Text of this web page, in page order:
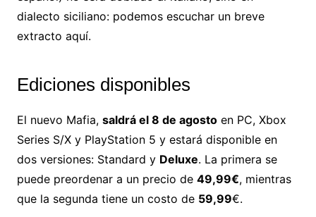
dialecto siciliano: podemos escuchar un breve
extracto aquí.
Ediciones disponibles
El nuevo Mafia, saldrá el 8 de agostoen PC, Xbox
Series S/X y PlayStation 5 y estará disponible en
dos versiones: Standard y Deluxe. La primera se
puede preordenar a un precio de 49,99€, mientras
que la segunda tiene un costo de 59,99€.